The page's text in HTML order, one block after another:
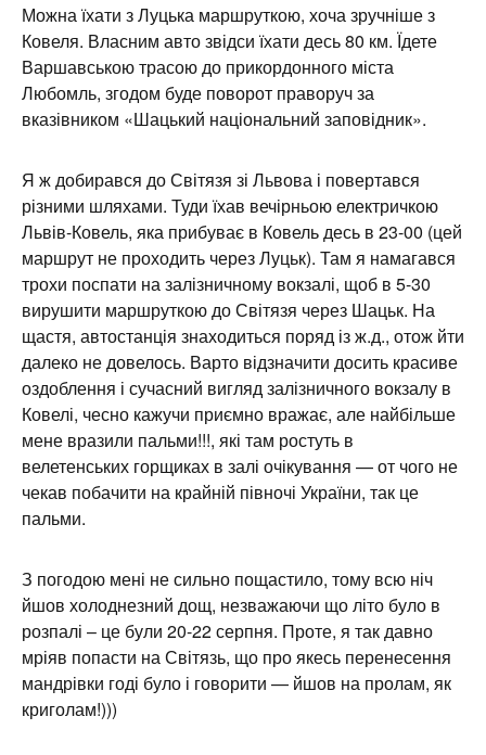
Можна їхати з Луцька маршруткою, хоча зручніше з
Ковеля. Власним авто звідси їхати десь 80 км. Їдете
Варшавською трасою до прикордонного міста
Любомль, згодом буде поворот праворуч за
вказівником «Шацький національний заповідник».
Я ж добирався до Світязя зі Львова і повертався
різними шляхами. Туди їхав вечірньою електричкою
Львів-Ковель, яка прибуває в Ковель десь в 23-00 (цей
маршрут не проходить через Луцьк). Там я намагався
трохи поспати на залізничному вокзалі, щоб в 5-30
вирушити маршруткою до Світязя через Шацьк. На
щастя, автостанція знаходиться поряд із ж.д., отож йти
далеко не довелось. Варто відзначити досить красиве
оздоблення і сучасний вигляд залізничного вокзалу в
Ковелі, чесно кажучи приємно вражає, але найбільше
мене вразили пальми!!!, які там ростуть в
велетенських горщиках в залі очікування — от чого не
чекав побачити на крайній півночі України, так це
пальми.
З погодою мені не сильно пощастило, тому всю ніч
йшов холоднезний дощ, незважаючи що літо було в
розпалі – це були 20-22 серпня. Проте, я так давно
мріяв попасти на Світязь, що про якесь перенесення
мандрівки годі було і говорити — йшов на пролам, як
криголам!)))